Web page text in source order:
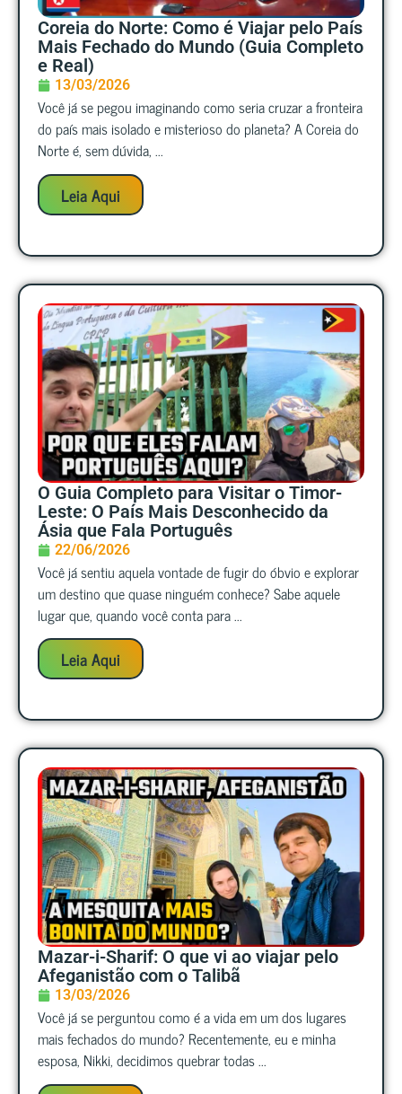
Coreia do Norte: Como é Viajar pelo País
Mais Fechado do Mundo (Guia Completo
e Real)
13/03/2026
Você já se pegou imaginando como seria cruzar a fronteira
do país mais isolado e misterioso do planeta? A Coreia do
Norte é, sem dúvida, ...
Leia Aqui
O Guia Completo para Visitar o Timor-
Leste: O País Mais Desconhecido da
Ásia que Fala Português
22/06/2026
Você já sentiu aquela vontade de fugir do óbvio e explorar
um destino que quase ninguém conhece? Sabe aquele
lugar que, quando você conta para ...
Leia Aqui
Mazar-i-Sharif: O que vi ao viajar pelo
Afeganistão com o Talibã
13/03/2026
Você já se perguntou como é a vida em um dos lugares
mais fechados do mundo? Recentemente, eu e minha
esposa, Nikki, decidimos quebrar todas ...